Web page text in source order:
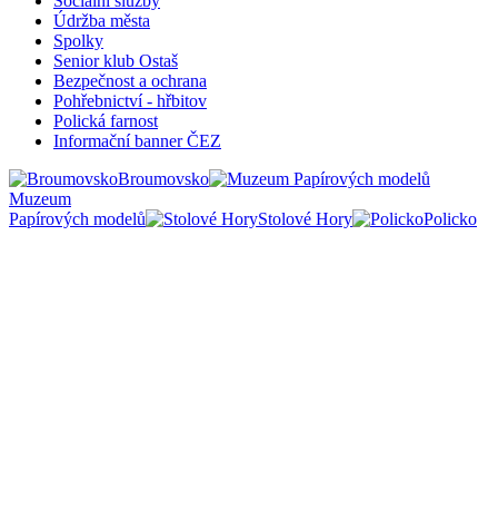
Údržba města
Spolky
Senior klub Ostaš
Bezpečnost a ochrana
Pohřebnictví - hřbitov
Polická farnost
Informační banner ČEZ
Broumovsko
Muzeum
Papírových modelů
Stolové Hory Policko